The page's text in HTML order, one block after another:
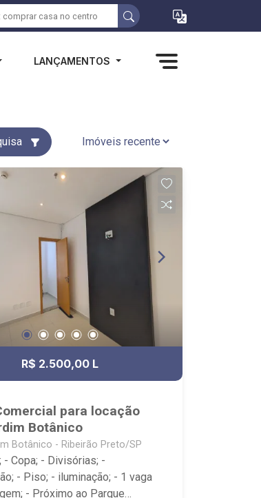
LANÇAMENTOS
R$ 2.500,00 L
para locação
Botânico
Botânico - Ribeirão Preto/SP
- Copa; - Divisórias; -
- Piso; - iluminação; - 1 vaga
ao Parque